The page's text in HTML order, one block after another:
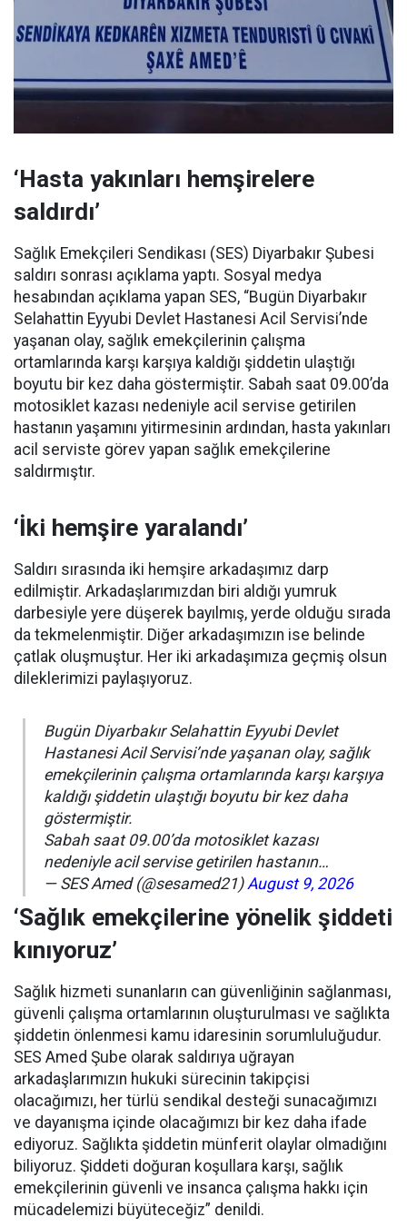
‘Hasta yakınları hemşirelere
saldırdı’
Sağlık Emekçileri Sendikası (SES) Diyarbakır Şubesi
saldırı sonrası açıklama yaptı. Sosyal medya
hesabından açıklama yapan SES, “Bugün Diyarbakır
Selahattin Eyyubi Devlet Hastanesi Acil Servisi’nde
yaşanan olay, sağlık emekçilerinin çalışma
ortamlarında karşı karşıya kaldığı şiddetin ulaştığı
boyutu bir kez daha göstermiştir. Sabah saat 09.00’da
motosiklet kazası nedeniyle acil servise getirilen
hastanın yaşamını yitirmesinin ardından, hasta yakınları
acil serviste görev yapan sağlık emekçilerine
saldırmıştır.
‘İki hemşire yaralandı’
Saldırı sırasında iki hemşire arkadaşımız darp
edilmiştir. Arkadaşlarımızdan biri aldığı yumruk
darbesiyle yere düşerek bayılmış, yerde olduğu sırada
da tekmelenmiştir. Diğer arkadaşımızın ise belinde
çatlak oluşmuştur. Her iki arkadaşımıza geçmiş olsun
dileklerimizi paylaşıyoruz.
Bugün Diyarbakır Selahattin Eyyubi Devlet
Hastanesi Acil Servisi’nde yaşanan olay, sağlık
emekçilerinin çalışma ortamlarında karşı karşıya
kaldığı şiddetin ulaştığı boyutu bir kez daha
göstermiştir.
Sabah saat 09.00’da motosiklet kazası
nedeniyle acil servise getirilen hastanın…
— SES Amed (@sesamed21) August 9, 2026
‘Sağlık emekçilerine yönelik şiddeti
kınıyoruz’
Sağlık hizmeti sunanların can güvenliğinin sağlanması,
güvenli çalışma ortamlarının oluşturulması ve sağlıkta
şiddetin önlenmesi kamu idaresinin sorumluluğudur.
SES Amed Şube olarak saldırıya uğrayan
arkadaşlarımızın hukuki sürecinin takipçisi
olacağımızı, her türlü sendikal desteği sunacağımızı
ve dayanışma içinde olacağımızı bir kez daha ifade
ediyoruz. Sağlıkta şiddetin münferit olaylar olmadığını
biliyoruz. Şiddeti doğuran koşullara karşı, sağlık
emekçilerinin güvenli ve insanca çalışma hakkı için
mücadelemizi büyüteceğiz” denildi.